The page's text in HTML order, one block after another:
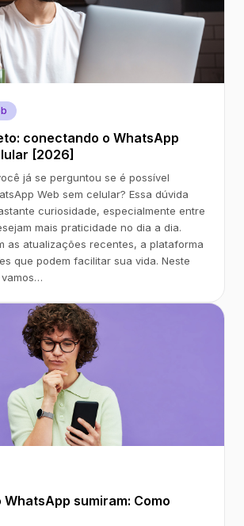
conectando o WhatsApp
[2026]
já se perguntou se é possível
Web sem celular? Essa dúvida
curiosidade, especialmente entre
mais praticidade no dia a dia.
as atualizações recentes, a plataforma
que podem facilitar sua vida. Neste
sumiram: Como